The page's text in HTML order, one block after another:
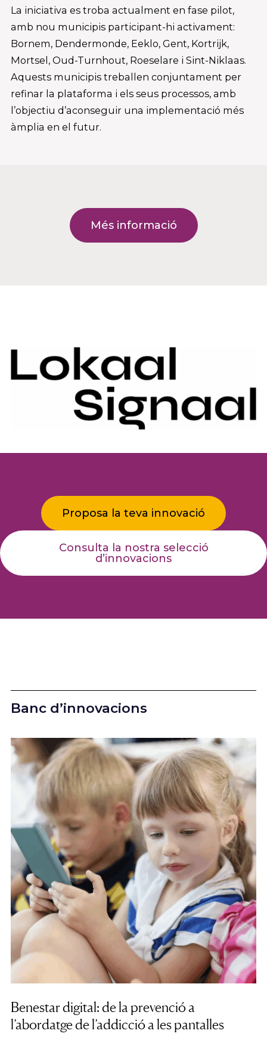
La iniciativa es troba actualment en fase pilot,
amb nou municipis participant-hi activament:
Bornem, Dendermonde, Eeklo, Gent, Kortrijk,
Mortsel, Oud-Turnhout, Roeselare i Sint-Niklaas.
Aquests municipis treballen conjuntament per
refinar la plataforma i els seus processos, amb
l’objectiu d’aconseguir una implementació més
àmplia en el futur.
Més informació
Proposa la teva innovació
Consulta la nostra selecció
d’innovacions
Banc d’innovacions
Benestar digital: de la prevenció a
l’abordatge de l’addicció a les pantalles